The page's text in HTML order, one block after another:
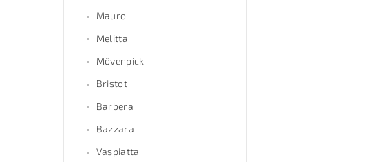
Mauro
Melitta
Mövenpick
Bristot
Barbera
Bazzara
Vaspiatta